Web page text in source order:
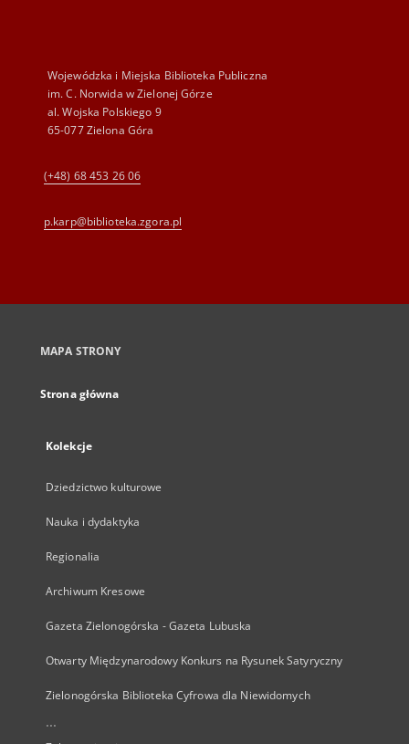
Wojewódzka i Miejska Biblioteka Publiczna
im. C. Norwida w Zielonej Górze
al. Wojska Polskiego 9
65-077 Zielona Góra
(+48) 68 453 26 06
p.karp@biblioteka.zgora.pl
MAPA STRONY
Strona główna
Kolekcje
Dziedzictwo kulturowe
Nauka i dydaktyka
Regionalia
Archiwum Kresowe
Gazeta Zielonogórska - Gazeta Lubuska
Otwarty Międzynarodowy Konkurs na Rysunek Satyryczny
Zielonogórska Biblioteka Cyfrowa dla Niewidomych
...